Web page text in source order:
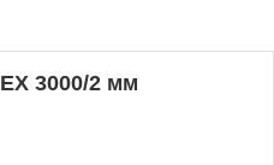
3000/2 мм